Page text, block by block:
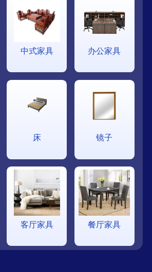
中式家具 办公家具
床 镜子
客厅家具 餐厅家具